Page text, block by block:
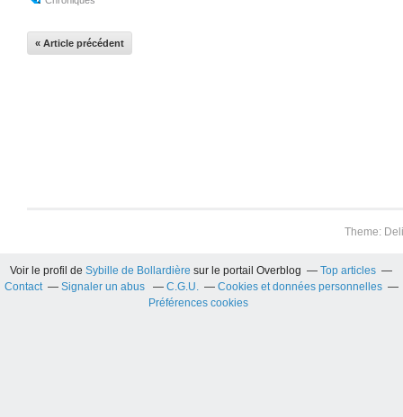
« Article précédent
Theme:
Voir le profil deSybille de Bollardière sur le portail Overblog
Top articles
Contact
Signaler un abus C.G.U.
Cookies et données personnelles
Préférences cookies